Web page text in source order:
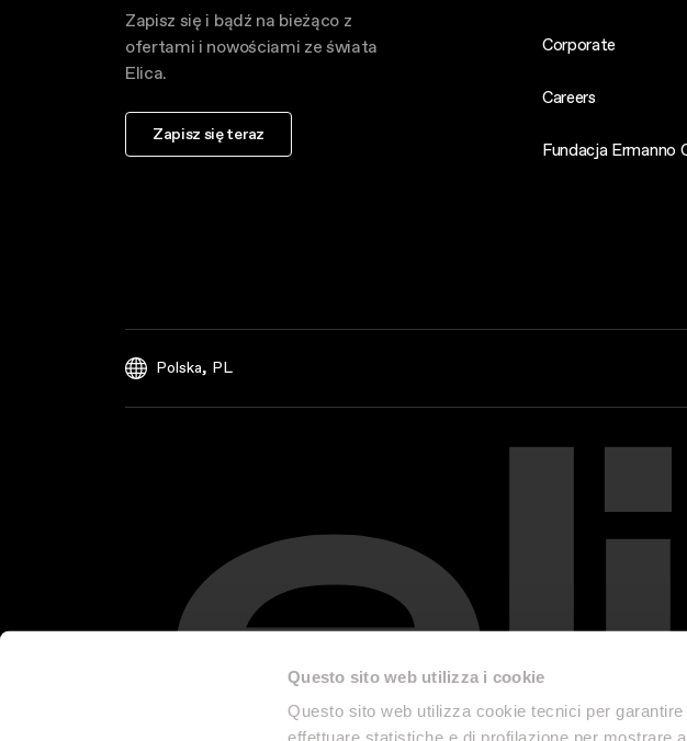
Questo sito web utilizza i cookie
Questo sito web utilizza cookie tecnici per
effettuare statistiche e di profilazione per mostrare
Zapisz się i bądź na bieżąco z
ofertami i nowościami ze świata
Elica.
Zapisz się teraz
Corporate
Careers
Fundacja Ermanno
Polska, PL